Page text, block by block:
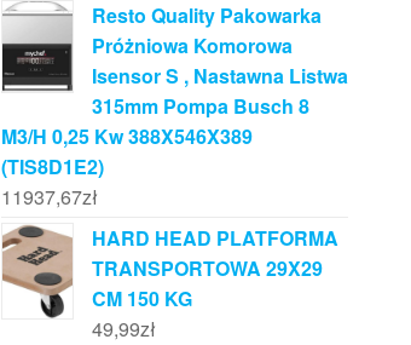
Resto Quality Pakowarka
Próżniowa Komorowa
Isensor S , Nastawna Listwa
315mm Pompa Busch 8
M3/H 0,25 Kw 388X546X389
(TIS8D1E2)
11937,67zł
HARD HEAD PLATFORMA
TRANSPORTOWA 29X29
CM 150 KG
49,99zł